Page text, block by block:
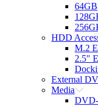
64GB
HDD
M.2
2.5"
External
Media